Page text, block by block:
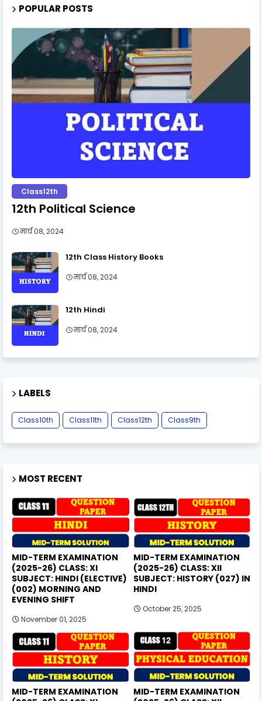
POPULAR POSTS
Class12th
12th Political Science
मार्च 08, 2024
12th Class History Books
मार्च 08, 2024
12th Hindi
मार्च 08, 2024
LABELS
Class10th Class11th Class12th Class9th
MOST RECENT
MID-TERM EXAMINATION
(2025-26) CLASS: XI
SUBJECT: HINDI (ELECTIVE)
(002) MORNING AND
EVENING SHIFT
November 01, 2025
MID-TERM EXAMINATION
(2025-26) CLASS: XII
SUBJECT: HISTORY (027) IN
HINDI
October 25, 2025
MID-TERM EXAMINATION
MID-TERM EXAMINATION